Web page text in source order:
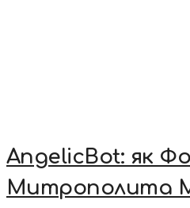
AngelicBot: як
Митрополита